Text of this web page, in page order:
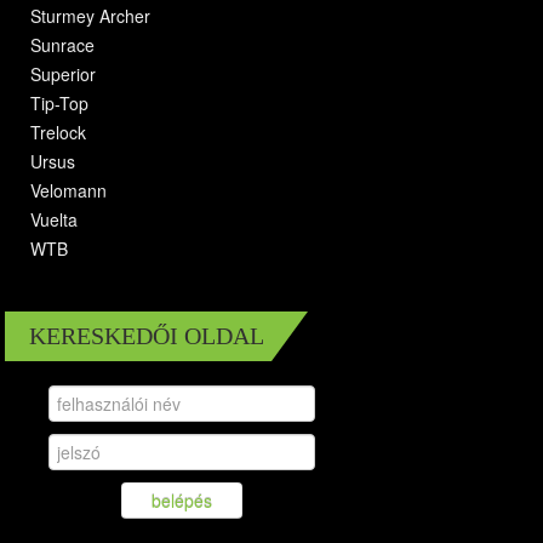
Sturmey Archer
Sunrace
Superior
Tip-Top
Trelock
Ursus
Velomann
Vuelta
WTB
KERESKEDŐI OLDAL
belépés